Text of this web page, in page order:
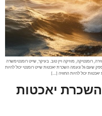
רומנטיקה, מוזיקה ויין טוב. בעיקר, שייט רומנטימשרה
שעם גל ונעמה השכרת יאכטות שייט רומנטי יכול להיות
יכול להיות החוויה […]
יאכטות